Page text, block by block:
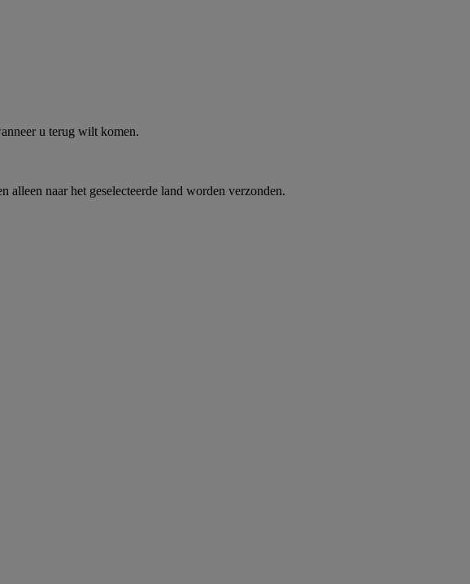
u terug wilt komen.
naar het geselecteerde land worden verzonden.